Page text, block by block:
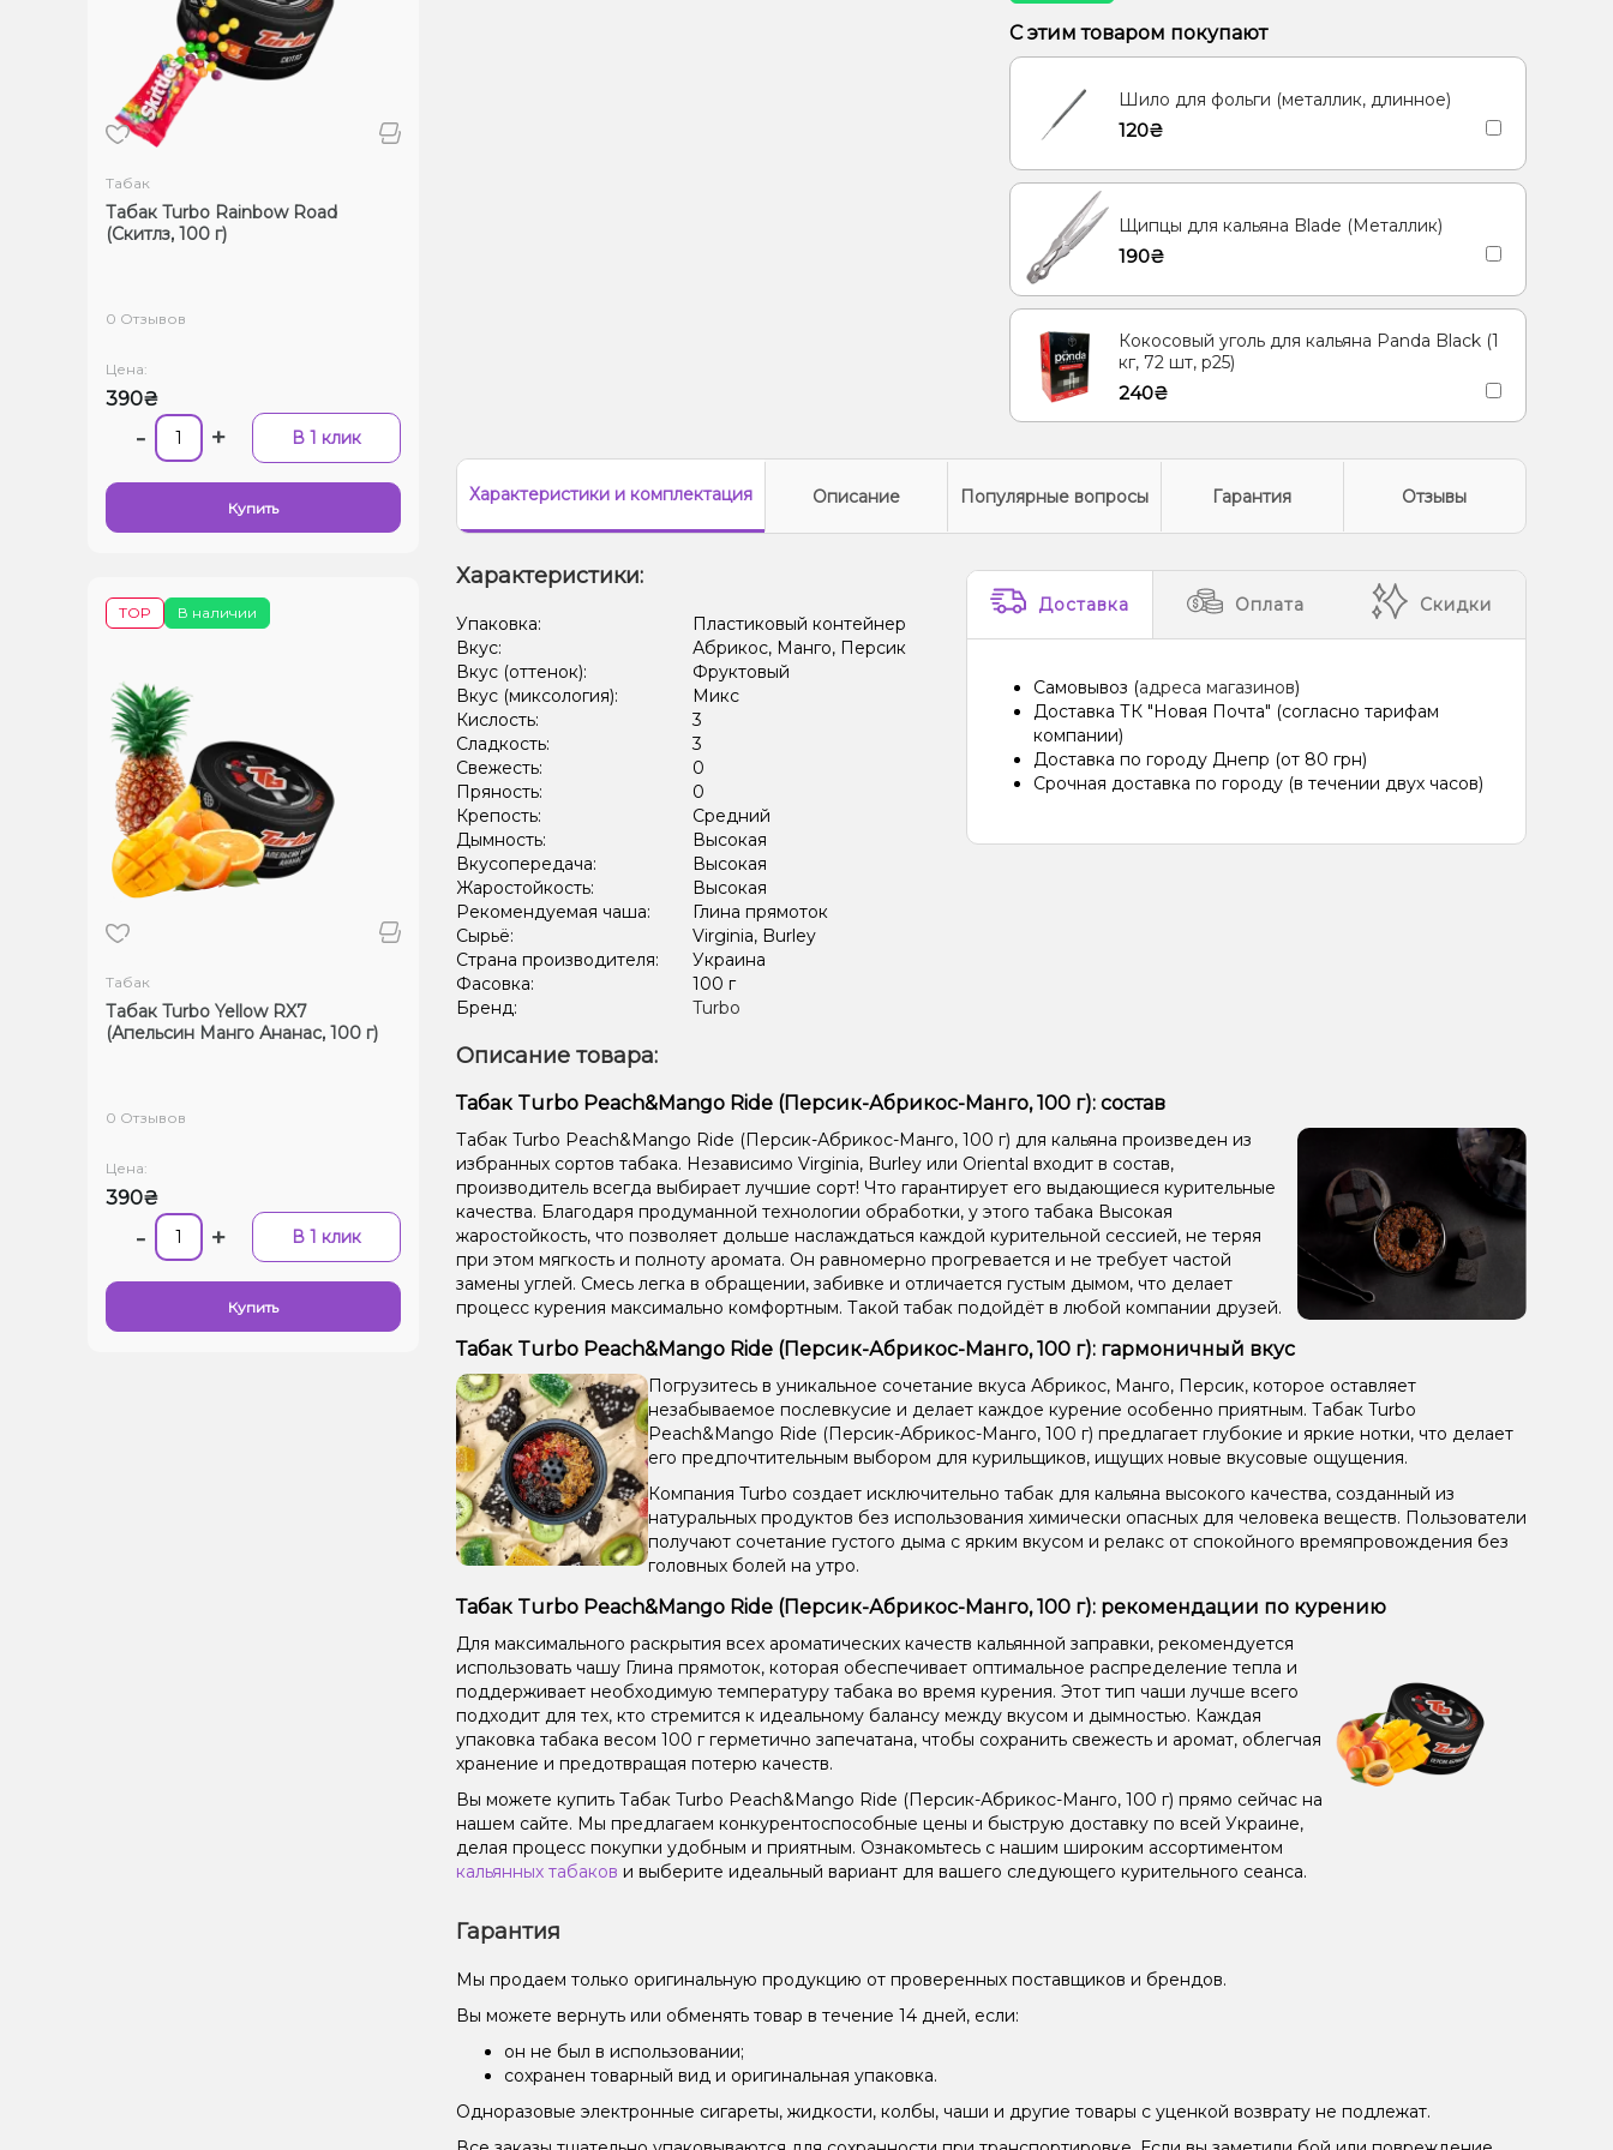
Табак
Табак Turbo Rainbow Road
(Скитлз, 100 г)
0 Отзывов
Цена:
390₴
- + В 1 клик
Купить
В наличии
TOP
Табак
Табак Turbo Yellow RX7
(Апельсин Манго Ананас, 100 г)
0 Отзывов
Цена:
390₴
- + В 1 клик
Купить
С этим товаром покупают
Шило для фольги (металлик, длинное)
120₴
Щипцы для кальяна Blade (Металлик)
190₴
Кокосовый уголь для кальяна Panda Black (1
кг, 72 шт, р25)
240₴
Характеристикии комплектация Описание Популярные вопросы Гарантия Отзывы
Характеристики:
Упаковка:
Пластиковый контейнер
Вкус:
Абрикос, Манго, Персик
Вкус (оттенок):
Фруктовый
Вкус (миксология):
Микс
Кислость:
3
Сладкость:
3
Свежесть:
0
Пряность:
0
Крепость:
Средний
Дымность:
Высокая
Вкусопередача:
Высокая
Жаростойкость:
Высокая
Рекомендуемая чаша:
Глина прямоток
Сырьё:
Virginia, Burley
Страна производителя:
Украина
Фасовка:
100 г
Бренд:
Turbo
Доставка Оплата Скидки
Самовывоз (адреса магазинов)
Доставка ТК "Новая Почта" (согласно тарифам
компании)
Доставка по городу Днепр (от 80 грн)
Срочная доставка по городу (в течении двух часов)
Описание товара:
Табак Turbo Peach&Mango Ride (Персик-Абрикос-Манго, 100 г): состав
Табак Turbo Peach&Mango Ride (Персик-Абрикос-Манго, 100 г) для кальяна произведен из
избранных сортов табака. Независимо Virginia, Burley или Oriental входит в состав,
производитель всегда выбирает лучшие сорт! Что гарантирует его выдающиеся курительные
качества. Благодаря продуманной технологии обработки, у этого табака Высокая
жаростойкость, что позволяет дольше наслаждаться каждой курительной сессией, не теряя
при этом мягкость и полноту аромата. Он равномерно прогревается и не требует частой
замены углей. Смесь легка в обращении, забивке и отличается густым дымом, что делает
процесс курения максимально комфортным. Такой табак подойдёт в любой компании друзей.
Табак Turbo Peach&Mango Ride (Персик-Абрикос-Манго, 100 г): гармоничный вкус
Погрузитесь в уникальное сочетание вкуса Абрикос, Манго, Персик, которое оставляет
незабываемое послевкусие и делает каждое курение особенно приятным. Табак Turbo
Peach&Mango Ride (Персик-Абрикос-Манго, 100 г) предлагает глубокие и яркие нотки, что делает
его предпочтительным выбором для курильщиков, ищущих новые вкусовые ощущения.
Компания Turbo создает исключительно табак для кальяна высокого качества, созданный из
натуральных продуктов без использования химически опасных для человека веществ. Пользователи
получают сочетание густого дыма с ярким вкусом и релакс от спокойного времяпровождения без
головных болей на утро.
Табак Turbo Peach&Mango Ride (Персик-Абрикос-Манго, 100 г): рекомендации по курению
Для максимального раскрытия всех ароматических качеств кальянной заправки, рекомендуется
использовать чашу Глина прямоток, которая обеспечивает оптимальное распределение тепла и
поддерживает необходимую температуру табака во время курения. Этот тип чаши лучше всего
подходит для тех, кто стремится к идеальному балансу между вкусом и дымностью. Каждая
упаковка табака весом 100 г герметично запечатана, чтобы сохранить свежесть и аромат, облегчая
хранение и предотвращая потерю качеств.
Вы можете купить Табак Turbo Peach&Mango Ride (Персик-Абрикос-Манго, 100 г) прямо сейчас на
нашем сайте. Мы предлагаем конкурентоспособные цены и быструю доставку по всей Украине,
делая процесс покупки удобным и приятным. Ознакомьтесь с нашим широким ассортиментом
кальянных табаков и выберите идеальный вариант для вашего следующего курительного сеанса.
Гарантия
Мы продаем только оригинальную продукцию от проверенных поставщиков и брендов.
Вы можете вернуть или обменять товар в течение 14 дней, если:
он не был в использовании;
сохранен товарный вид и оригинальная упаковка.
Одноразовые электронные сигареты, жидкости, колбы, чаши и другие товары с уценкой возврату не подлежат.